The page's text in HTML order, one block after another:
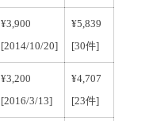
¥3,900
[2014/10/20]
¥5,839
[30件]
¥3,200
[2016/3/13]
¥4,707
[23件]